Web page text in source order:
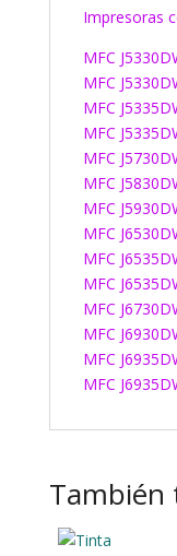
Impresoras
MFC
MFC
MFC
MFC
MFC
MFC
MFC
MFC
MFC
MFC
MFC
MFC
MFC
MFC
También